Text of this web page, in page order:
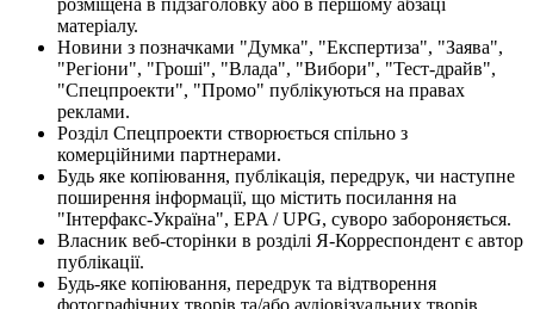
матеріалу.
Новини з позначками "Думка", "Експертиза", "Заява",
"Регіони", "Гроші", "Влада", "Вибори", "Тест-драйв",
"Спецпроекти", "Промо" публікуються на правах
реклами.
Розділ Спецпроекти створюється спільно з
комерційними партнерами.
Будь яке копіювання, публікація, передрук, чи наступне
поширення інформації, що містить посилання на
"Інтерфакс-Україна", EPA / UPG, суворо забороняється.
Власник веб-сторінки в розділі Я-Корреспондент є автор
публікації.
Будь-яке копіювання, передрук та відтворення
фотографічних творів та/або аудіовізуальних творів